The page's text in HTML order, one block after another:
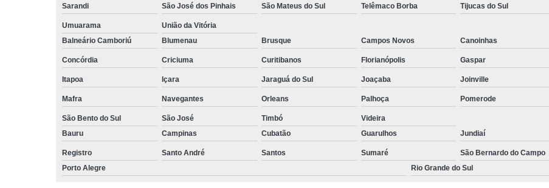
Sarandi São José dos Pinhais São Mateus do Sul Telêmaco Borba Tijucas do Sul
Umuarama
União da Vitória
Balneário Camboriú
Blumenau Brusque Campos Novos Canoinhas
Concórdia Criciuma Curitibanos Florianópolis Gaspar
Itapoa Içara Jaraguá do Sul Joaçaba Joinville
Mafra Navegantes Orleans Palhoça Pomerode
São Bento do Sul São José Timbó
Videira
Bauru
Campinas Cubatão Guarulhos Jundiaí
Registro Santo André Santos Sumaré São Bernardo do Campo
Porto Alegre
Rio Grande do Sul